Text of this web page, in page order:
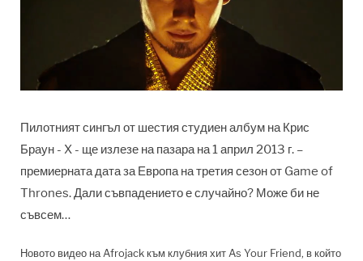
Пилотният сингъл от шестия студиен албум на Крис
Браун - X - ще излезе на пазара на 1 април 2013 г. –
премиерната дата за Европа на третия сезон от Game of
Thrones. Дали съвпадението е случайно? Може би не
съвсем…
Новото видео на Afrojack към клубния хит As Your Friend, в който